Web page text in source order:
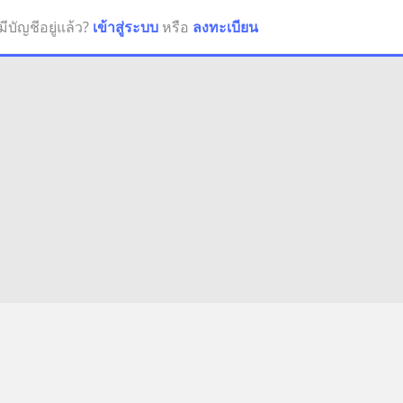
บัญชีอยู่แล้ว? เข้าสู่ระบบ หรือ ลงทะเบียน